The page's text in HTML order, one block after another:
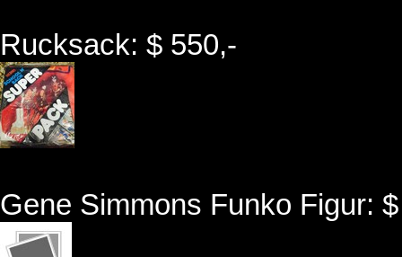
Rucksack: $ 550,-
Gene Simmons Funko Figur: